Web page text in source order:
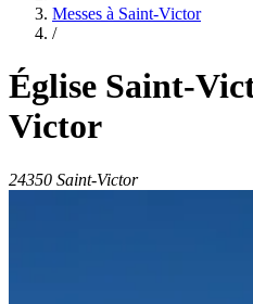
Messes à Saint-Victor
/
Église Saint-
Victor
24350 Saint-Victor